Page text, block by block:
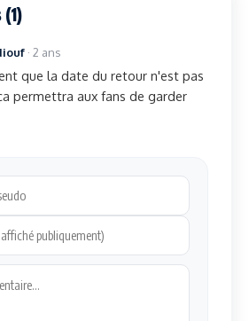
· 2 ans
que la date du retour n'est pas
permettra aux fans de garder